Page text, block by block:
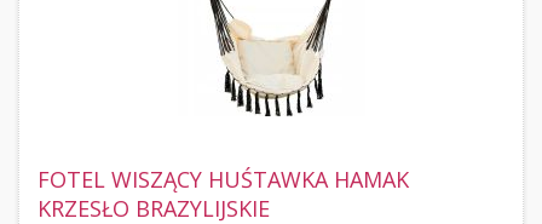
FOTEL WISZĄCY HUŚTAWKA HAMAK
KRZESŁO BRAZYLIJSKIE